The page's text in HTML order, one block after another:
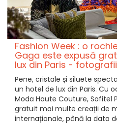
Fashion Week : o
Gaga este expusă
lux din Paris - fotografii
Pene, cristale și siluete
un hotel de lux din Paris. Cu
Moda Haute Couture, Sofitel
gratuit mai multe creații de
internaționale, până la data